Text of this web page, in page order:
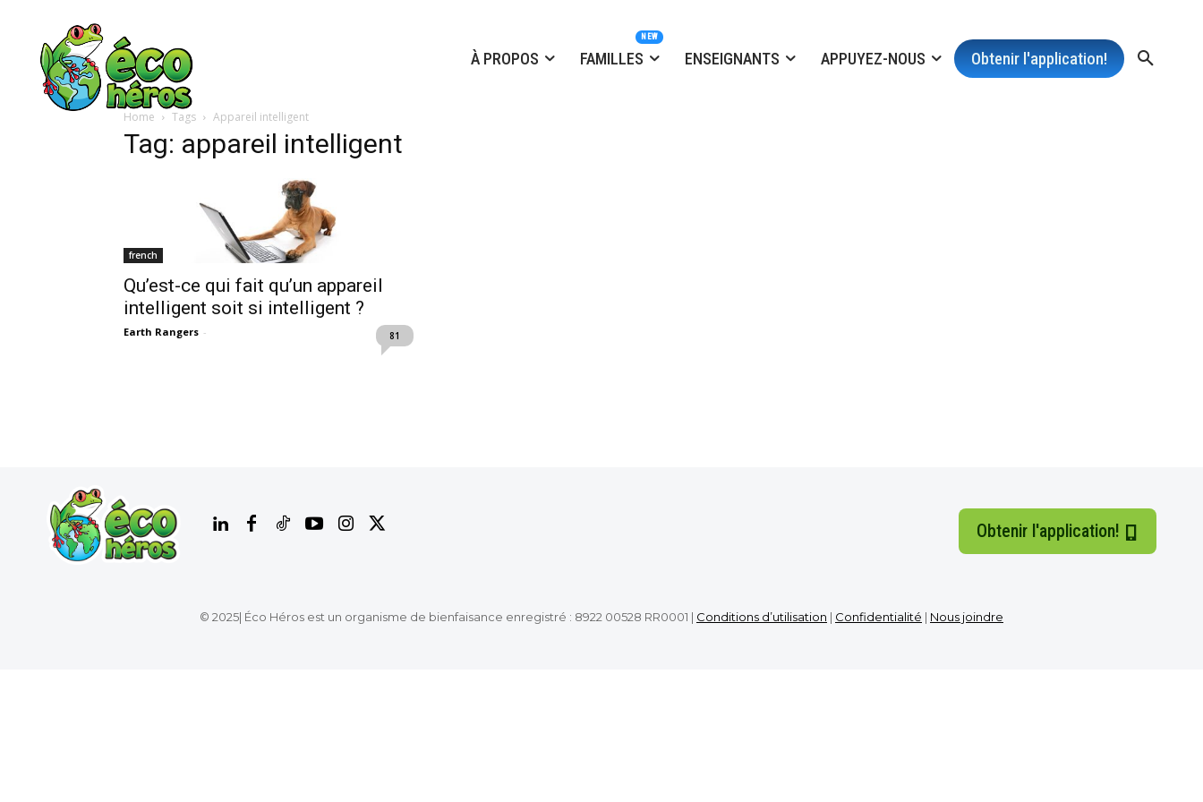
À PROPOS FAMILLES ENSEIGNANTS APPUYEZ-NOUS Obtenir l'application!
Home Tags Appareil intelligent
Tag: appareil intelligent
french
Qu’est-ce qui fait qu’un appareil
intelligent soit si intelligent ?
Earth Rangers - 81
Obtenir l'application!
© 2025| Éco Héros est un organisme de bienfaisance enregistré : 8922 00528 RR0001 | Conditions d’utilisation | Confidentialité | Nous joindre